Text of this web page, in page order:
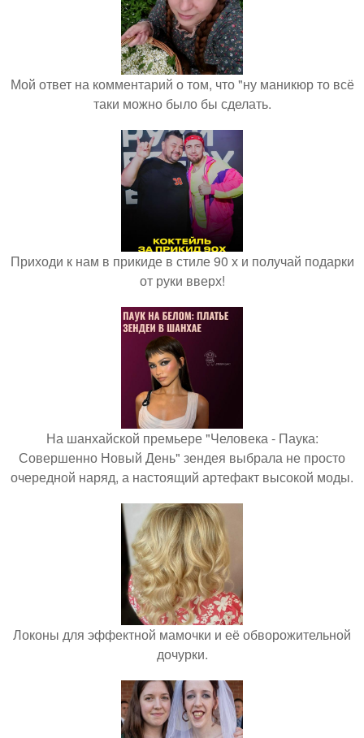
Мой ответ на комментарий о том, что "ну маникюр то всё
таки можно было бы сделать.
Приходи к нам в прикиде в стиле 90 х и получай подарки
от руки вверх!
На шанхайской премьере "Человека - Паука:
Совершенно Новый День" зендея выбрала не просто
очередной наряд, а настоящий артефакт высокой моды.
Локоны для эффектной мамочки и её обворожительной
дочурки.